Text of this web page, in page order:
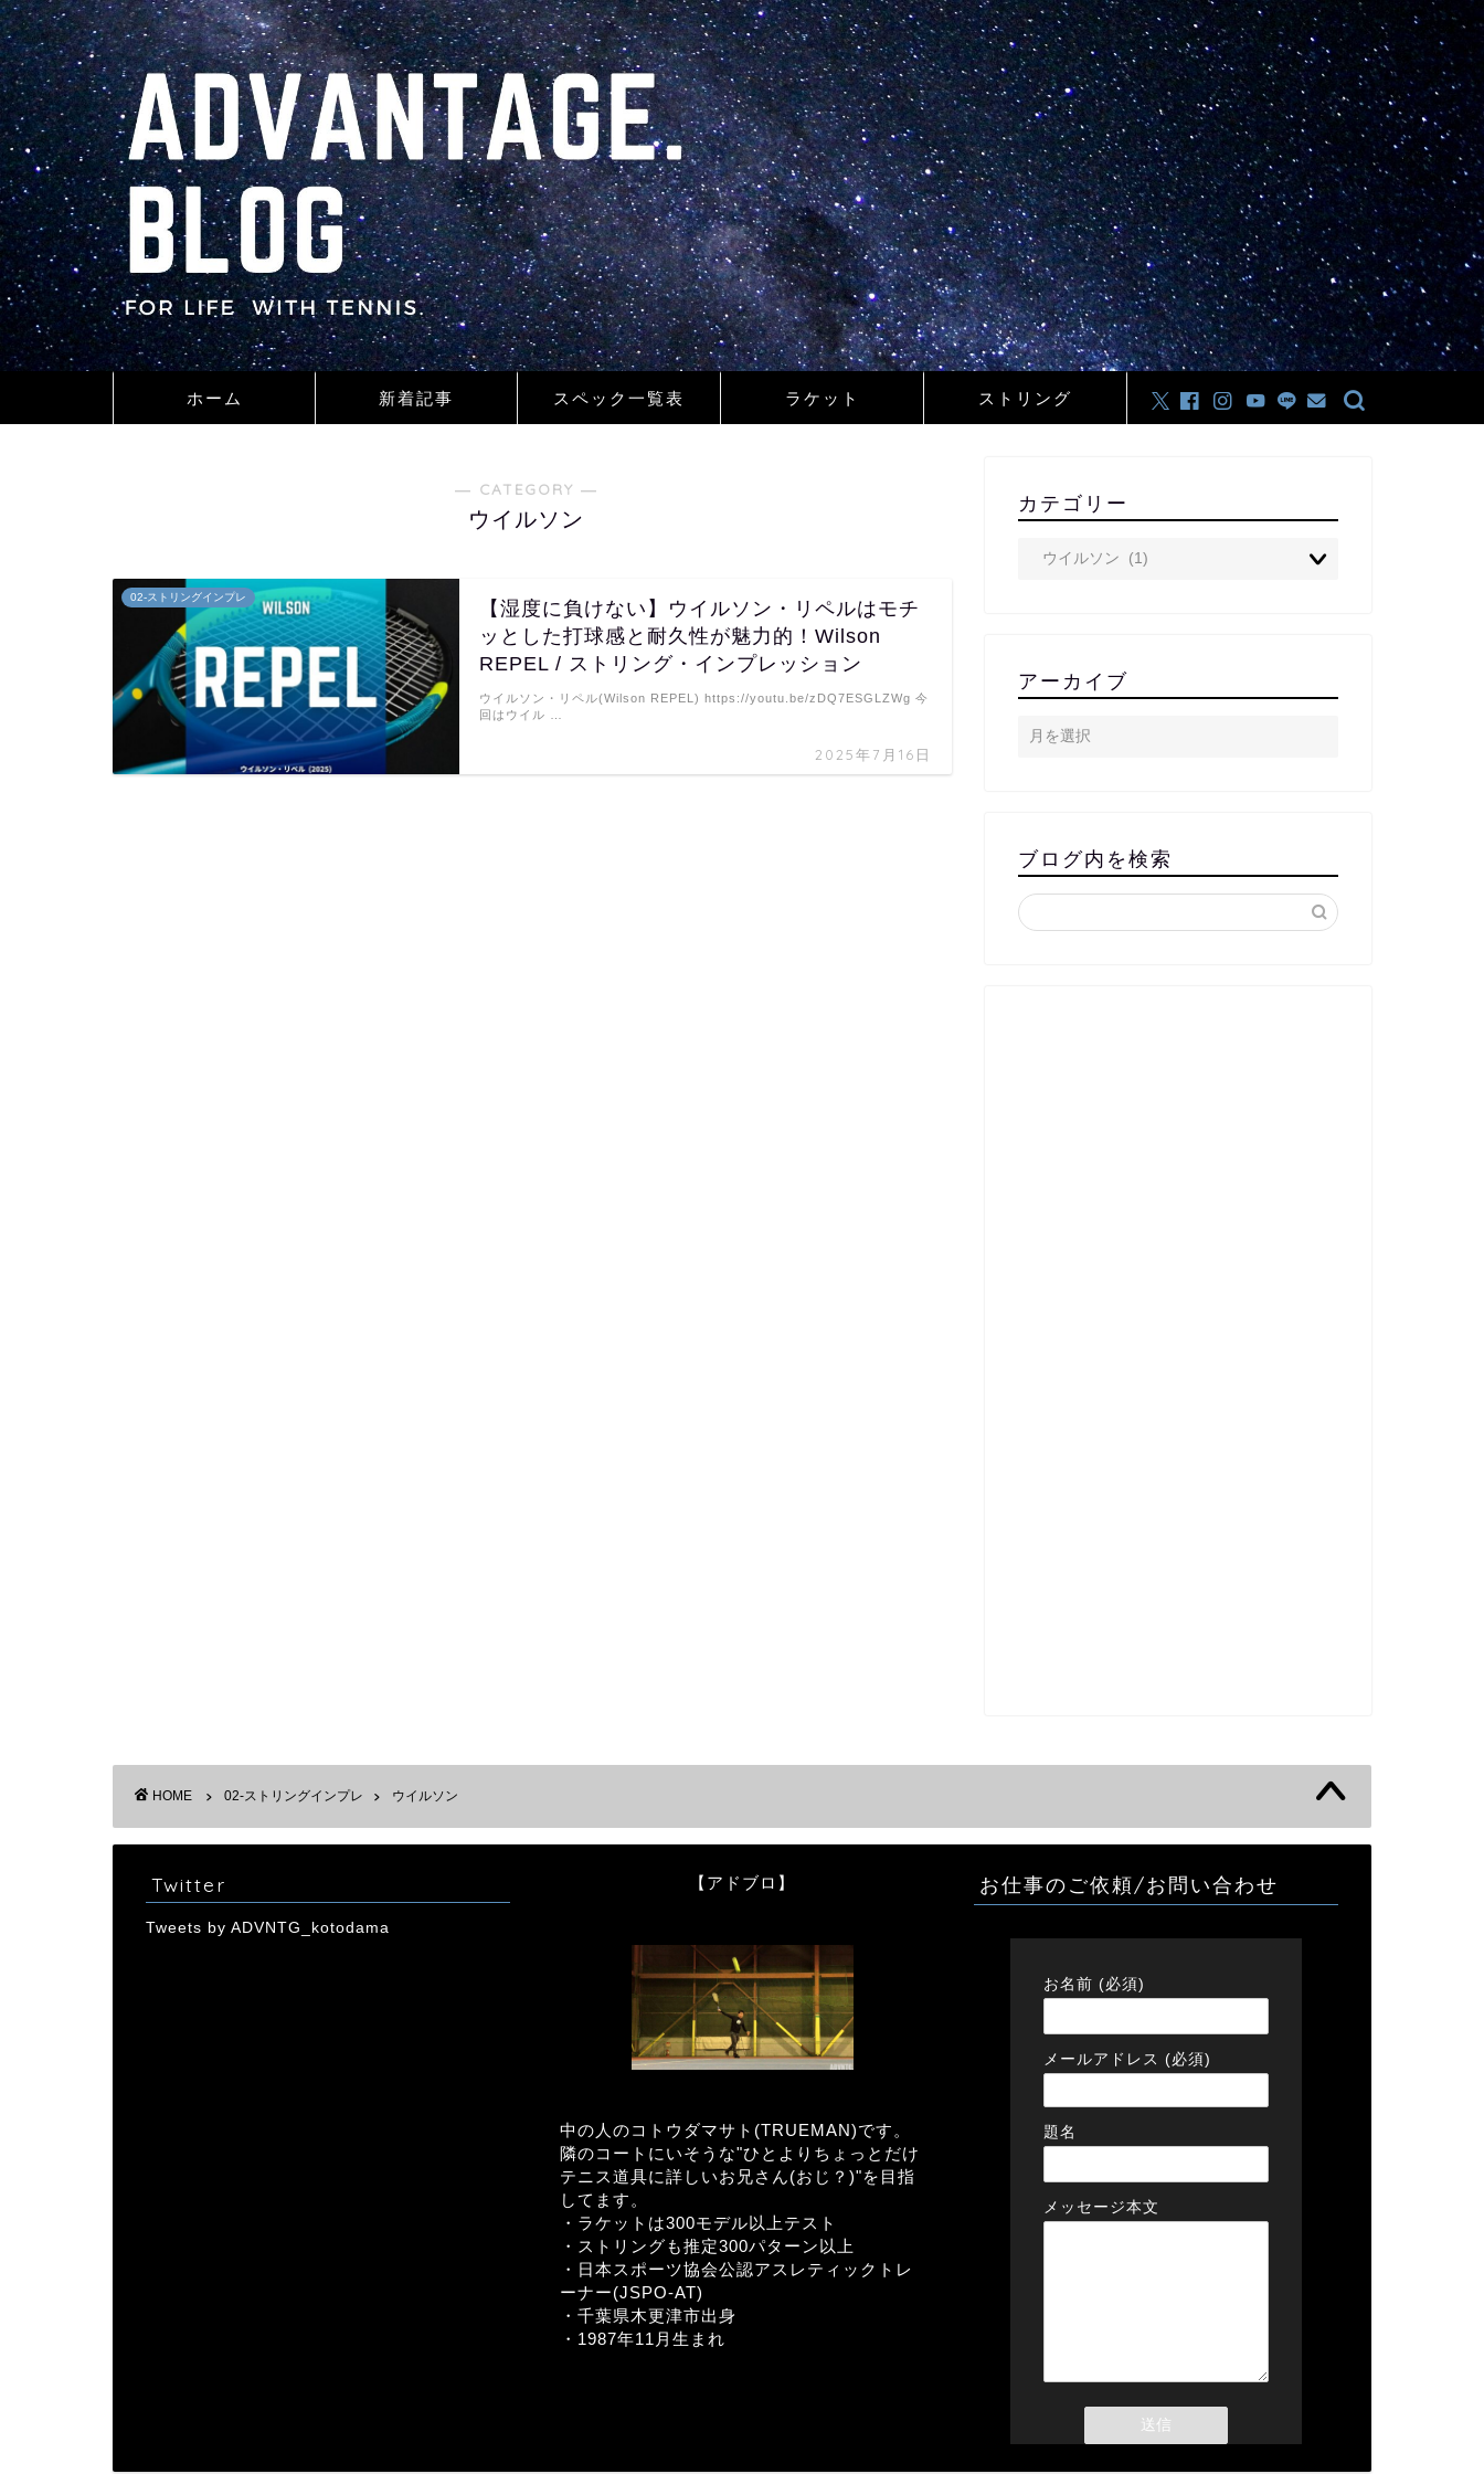
ホーム 新着記事 スペック一覧表 ラケット ストリング
― CATEGORY ―
ウイルソン
02-ストリングインプレ
【湿度に負けない】ウイルソン・リペルはモチ
ッとした打球感と耐久性が魅力的！Wilson
REPEL / ストリング・インプレッション
2025年7月16日
ウイルソン・リペル(Wilson REPEL) https://youtu.be/zDQ7ESGLZWg 今
回はウイル …
カテゴリー
アーカイブ
ブログ内を検索
HOME 02-ストリングインプレ ウイルソン
Twitter
Tweets by ADVNTG_kotodama
【アドブロ】
中の人のコトウダマサト(TRUEMAN)です。
隣のコートにいそうな"ひとよりちょっとだけ
テニス道具に詳しいお兄さん(おじ？)"を目指
してます。
・ラケットは300モデル以上テスト
・ストリングも推定300パターン以上
・日本スポーツ協会公認アスレティックトレ
ーナー(JSPO-AT)
・千葉県木更津市出身
・1987年11月生まれ
お仕事のご依頼/お問い合わせ
お名前 (必須)
メールアドレス (必須)
題名
メッセージ本文